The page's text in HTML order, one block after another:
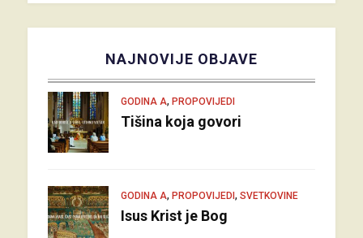
NAJNOVIJE OBJAVE
GODINA A, PROPOVIJEDI
Tišina koja govori
GODINA A, PROPOVIJEDI, SVETKOVINE
Isus Krist je Bog